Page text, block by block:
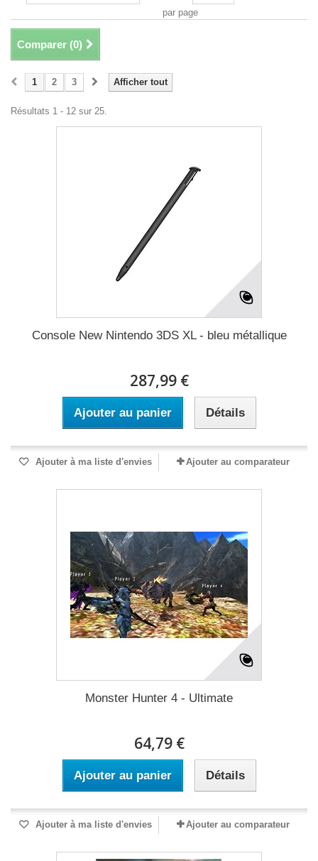
par page
Comparer (0)
Afficher tout
1 2 3
Résultats 1 - 12 sur 25.
Console New Nintendo 3DS XL - bleu métallique
287,99 €
Ajouter au panier Détails
Ajouter à ma liste d'envies Ajouter au comparateur
Monster Hunter 4 - Ultimate
64,79 €
Ajouter au panier Détails
Ajouter à ma liste d'envies Ajouter au comparateur